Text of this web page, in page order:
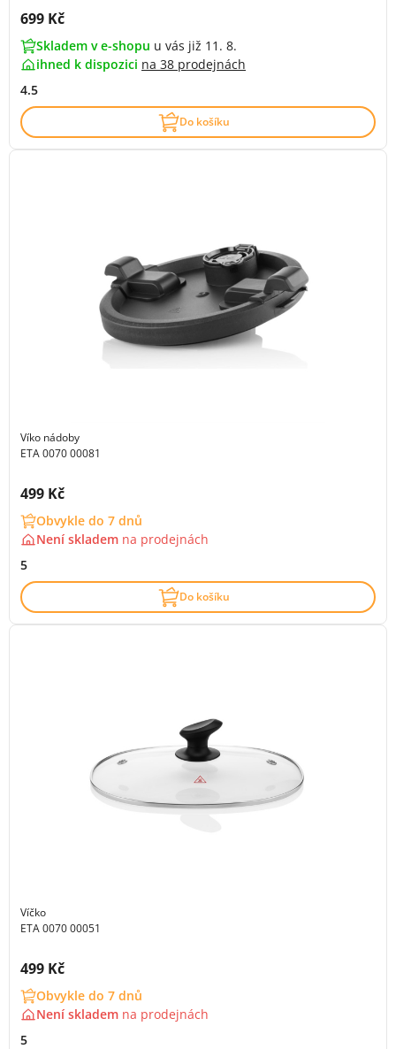
Cena s DPH:
699 Kč
Skladem v e-shopu u vás již 11. 8.
ihned k dispozici na 38 prodejnách
4.5
Do košíku
Víko nádoby
ETA 0070 00081
Cena s DPH:
499 Kč
Obvykle do 7 dnů
Není skladem na prodejnách
5
Do košíku
Víčko
ETA 0070 00051
Cena s DPH:
499 Kč
Obvykle do 7 dnů
Není skladem na prodejnách
5